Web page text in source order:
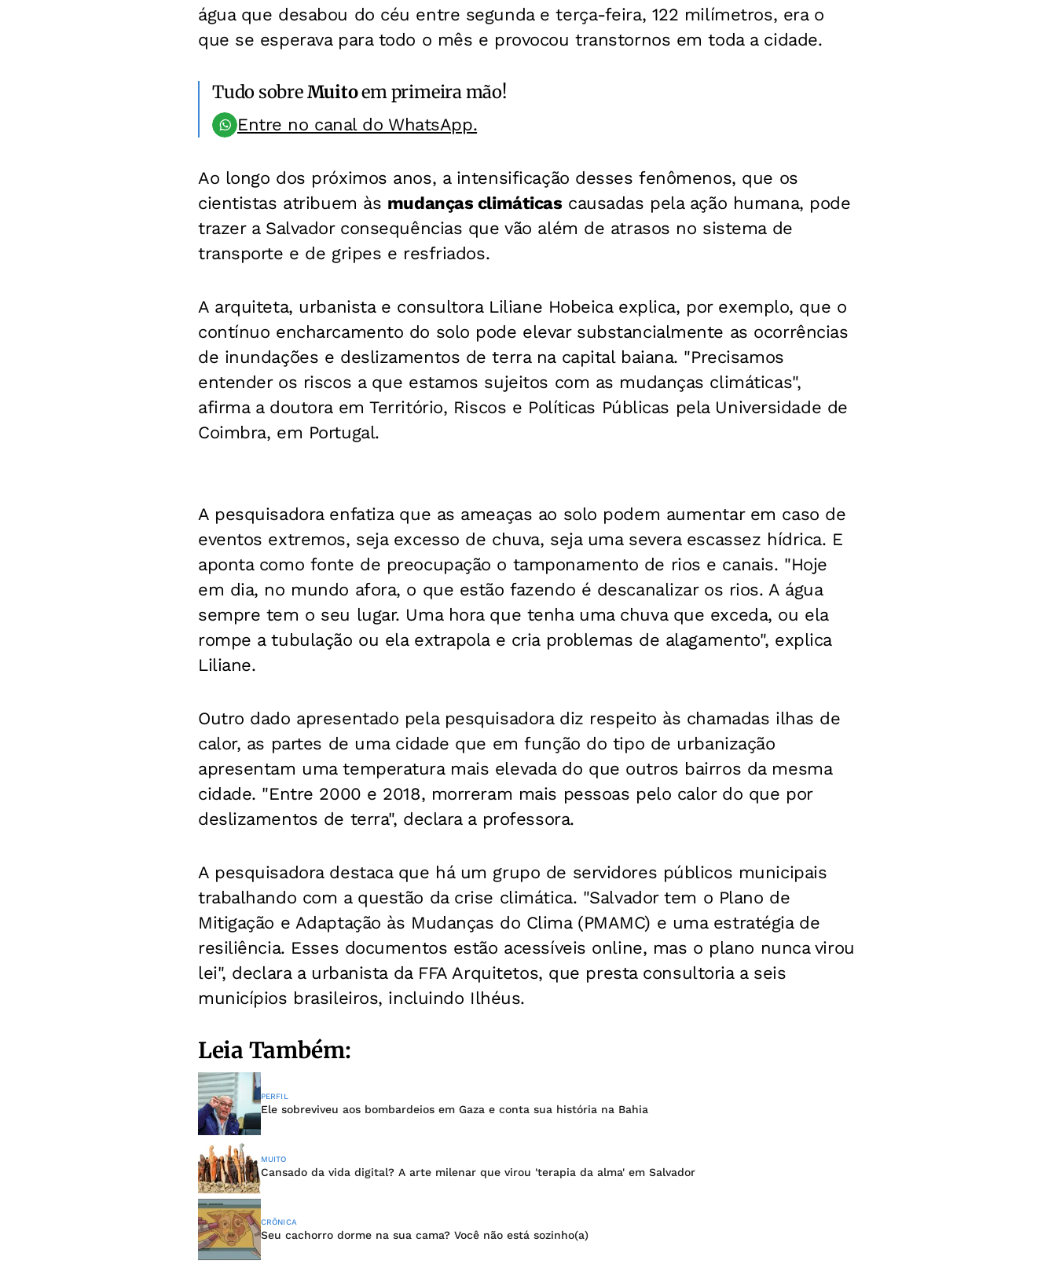
água que desabou do céu entre segunda e terça-feira, 122 milímetros, era o
que se esperava para todo o mês e provocou transtornos em toda a cidade.
Tudo sobreMuitoem primeira mão!
Entre no canal do WhatsApp.
Ao longo dos próximos anos, a intensificação desses fenômenos, que os
cientistas atribuem às mudanças climáticas causadas pela ação humana, pode
trazer a Salvador consequências que vão além de atrasos no sistema de
transporte e de gripes e resfriados.
A arquiteta, urbanista e consultora Liliane Hobeica explica, por exemplo, que o
contínuo encharcamento do solo pode elevar substancialmente as ocorrências
de inundações e deslizamentos de terra na capital baiana. "Precisamos
entender os riscos a que estamos sujeitos com as mudanças climáticas",
afirma a doutora em Território, Riscos e Políticas Públicas pela Universidade de
Coimbra, em Portugal.
A pesquisadora enfatiza que as ameaças ao solo podem aumentar em caso de
eventos extremos, seja excesso de chuva, seja uma severa escassez hídrica. E
aponta como fonte de preocupação o tamponamento de rios e canais. "Hoje
em dia, no mundo afora, o que estão fazendo é descanalizar os rios. A água
sempre tem o seu lugar. Uma hora que tenha uma chuva que exceda, ou ela
rompe a tubulação ou ela extrapola e cria problemas de alagamento", explica
Liliane.
Outro dado apresentado pela pesquisadora diz respeito às chamadas ilhas de
calor, as partes de uma cidade que em função do tipo de urbanização
apresentam uma temperatura mais elevada do que outros bairros da mesma
cidade. "Entre 2000 e 2018, morreram mais pessoas pelo calor do que por
deslizamentos de terra", declara a professora.
A pesquisadora destaca que há um grupo de servidores públicos municipais
trabalhando com a questão da crise climática. "Salvador tem o Plano de
Mitigação e Adaptação às Mudanças do Clima (PMAMC) e uma estratégia de
resiliência. Esses documentos estão acessíveis online, mas o plano nunca virou
lei", declara a urbanista da FFA Arquitetos, que presta consultoria a seis
municípios brasileiros, incluindo Ilhéus.
Leia Também:
PERFIL
Ele sobreviveu aos bombardeios em Gaza e conta sua história na Bahia
MUITO
Cansado da vida digital? A arte milenar que virou 'terapia da alma' em Salvador
CRÔNICA
Seu cachorro dorme na sua cama? Você não está sozinho(a)